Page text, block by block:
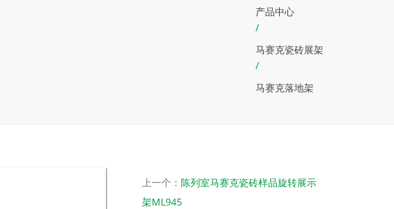
产品中心
/
马赛克瓷砖展架
/
马赛克落地架
上一个： 陈列室马赛克瓷砖样品旋转展示
架ML945